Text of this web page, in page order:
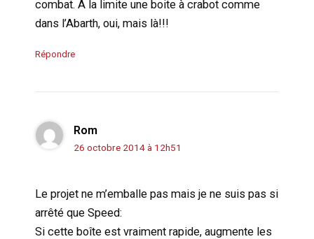
combat. A la limite une boite à crabot comme
dans l’Abarth, oui, mais là!!!
Répondre
Rom
26 octobre 2014 à 12h51
Le projet ne m’emballe pas mais je ne suis pas si
arrêté que Speed:
Si cette boîte est vraiment rapide, augmente les